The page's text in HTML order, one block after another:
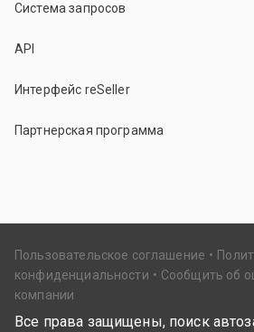
Система запросов
API
Интерфейс reSeller
Партнерская программа
Пользовательское соглашение
конфиденциальности
Сообщить об
компании
Все права защищены, поиск